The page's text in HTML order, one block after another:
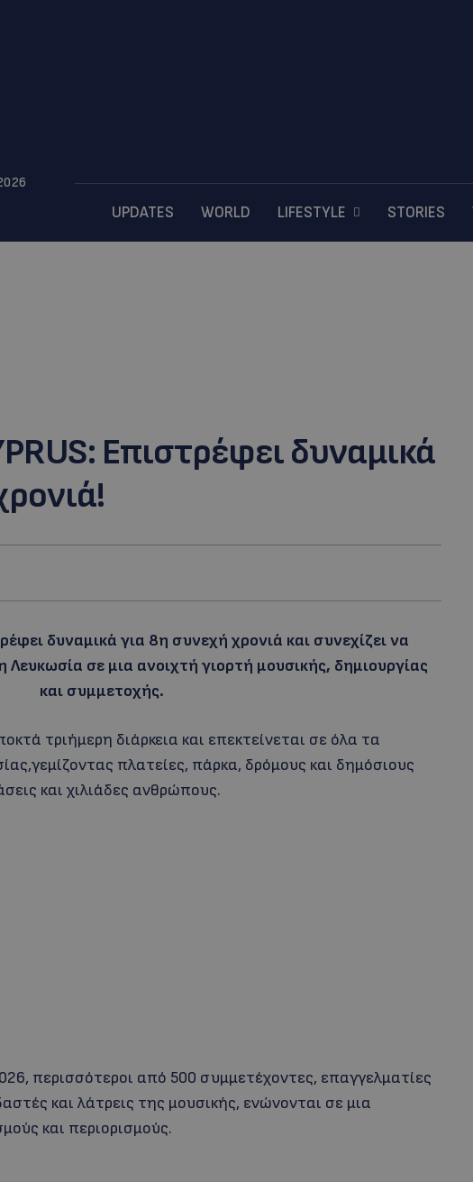
UPDATES WORLD LIFESTYLE STORIES
Επιστρέφει δυναμικά
δυναμικά για 8η συνεχή χρονιά και συνεχίζει να
σε μια ανοιχτή γιορτή μουσικής, δημιουργίας
και συμμετοχής.
τριήμερη διάρκεια και επεκτείνεται σε όλα τα
πλατείες, πάρκα, δρόμους και δημόσιους
και χιλιάδες ανθρώπους.
περισσότεροι από 500 συμμετέχοντες, επαγγελματίες
και λάτρεις της μουσικής, ενώνονται σε μια
και περιορισμούς.